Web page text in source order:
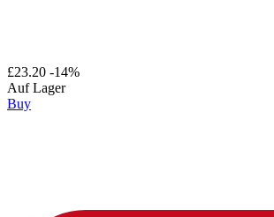
£23.20 -14%
Auf Lager
Buy